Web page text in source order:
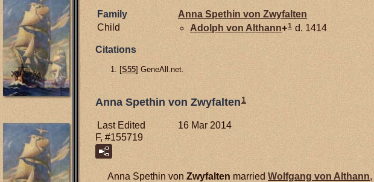
Family Anna Spethin von Zwyfalten
Child
Adolph von Althann+1 d. 1414
Citations
[S55] GeneAll.net.
Anna Spethin von Zwyfalten 1
Last Edited
16 Mar 2014
F, #155719
Anna Spethin von Zwyfalten married Wolfgang von Althann